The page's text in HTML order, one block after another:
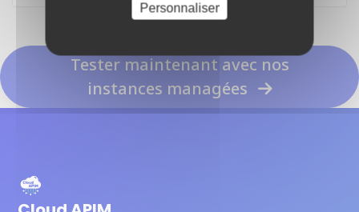
Tester maintenant avec nos
instances managées
Personnaliser